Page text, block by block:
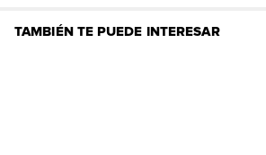
TAMBIÉN TE PUEDE INTERESAR